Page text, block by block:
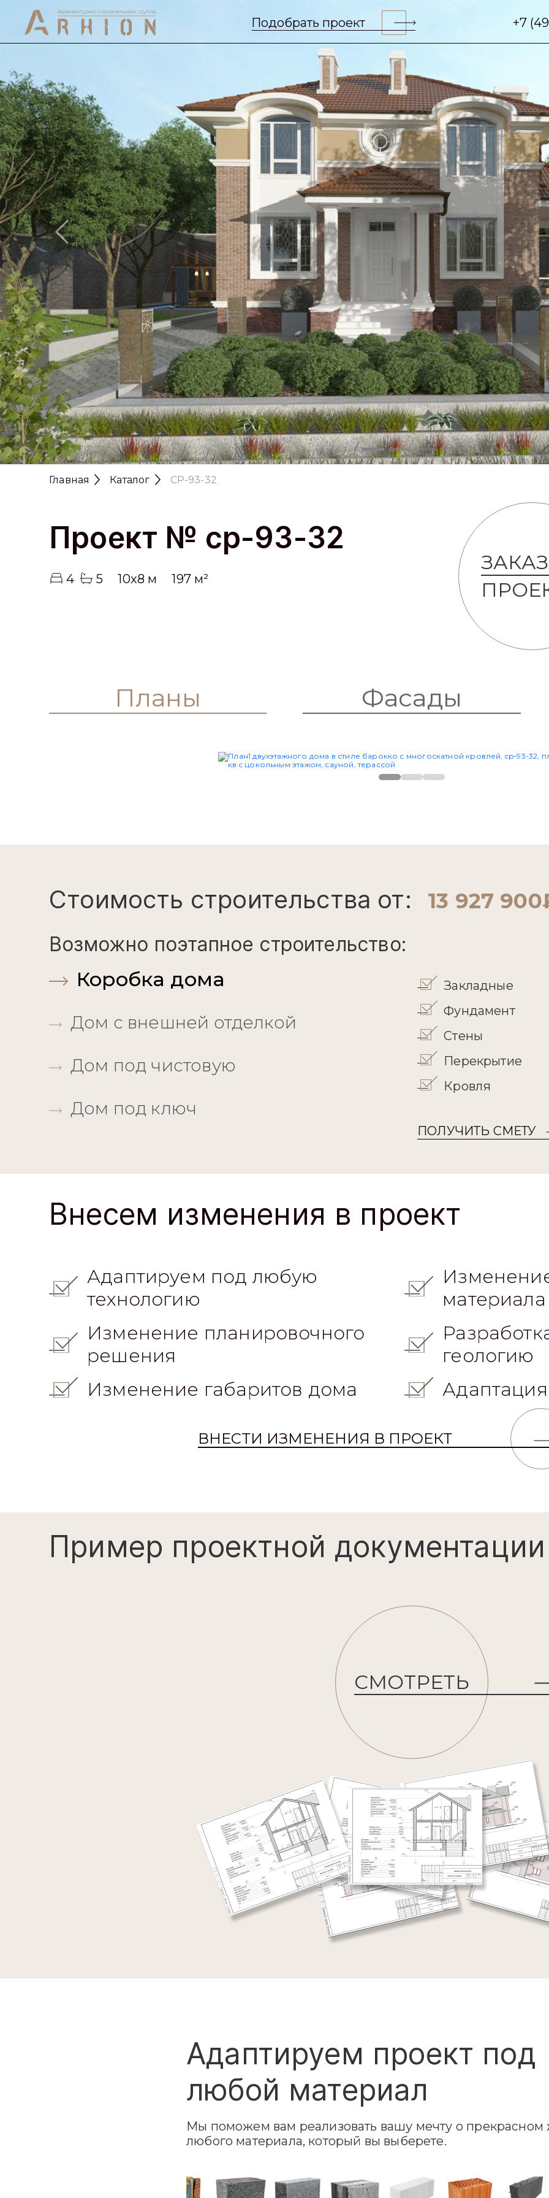
Подобрать проект +7
Previous
Главная Каталог CP-93-32
Проект № cp-93-32
4 5 10x8 м 197 м²
Планы Фасады
Стоимость строительства от: 13 927
Возможно поэтапное строительство:
Коробка дома
Дом с внешней отделкой
Дом под чистовую
Дом под ключ
Закладные
Фундамент
Стены
Перекрытие
Кровля
ПОЛУЧИТЬ СМЕТУ
Внесем изменения в проект
Адаптируем под любую
технологию
Изменение планировочного
решения
Изменение габаритов дома
геологию
ВНЕСТИ ИЗМЕНЕНИЯ В ПРОЕКТ
Пример проектной документации
СМОТРЕТЬ
Адаптируем проект под
любой материал
Мы поможем вам реализовать вашу мечту о прекрасном
любого материала, который вы выберете.